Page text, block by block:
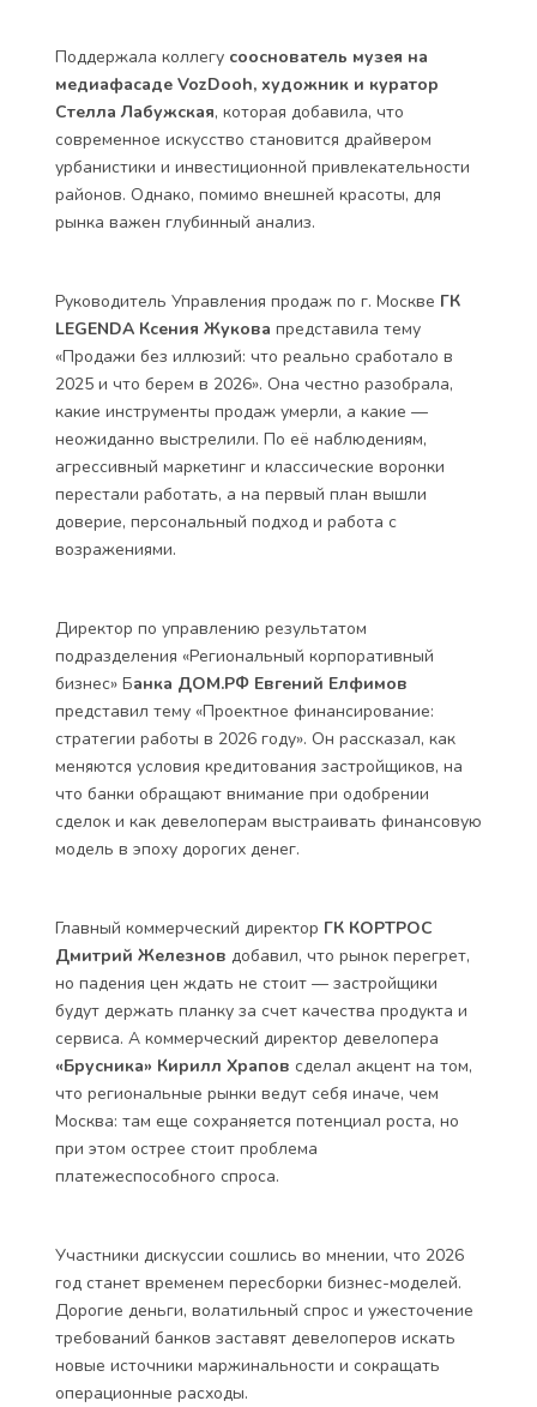
Поддержала коллегу сооснователь музея на
медиафасаде VozDooh, художник и куратор
Стелла Лабужская, которая добавила, что
современное искусство становится драйвером
урбанистики и инвестиционной привлекательности
районов. Однако, помимо внешней красоты, для
рынка важен глубинный анализ.
Руководитель Управления продаж по г. Москве ГК
LEGENDA Ксения Жукова представила тему
«Продажи без иллюзий: что реально сработало в
2025 и что берем в 2026». Она честно разобрала,
какие инструменты продаж умерли, а какие —
неожиданно выстрелили. По её наблюдениям,
агрессивный маркетинг и классические воронки
перестали работать, а на первый план вышли
доверие, персональный подход и работа с
возражениями.
Директор по управлению результатом
подразделения «Региональный корпоративный
бизнес» Банка ДОМ.РФ Евгений Елфимов
представил тему «Проектное финансирование:
стратегии работы в 2026 году». Он рассказал, как
меняются условия кредитования застройщиков, на
что банки обращают внимание при одобрении
сделок и как девелоперам выстраивать финансовую
модель в эпоху дорогих денег.
Главный коммерческий директор ГК КОРТРОС
Дмитрий Железнов добавил, что рынок перегрет,
но падения цен ждать не стоит — застройщики
будут держать планку за счет качества продукта и
сервиса. А коммерческий директор девелопера
«Брусника» Кирилл Храпов сделал акцент на том,
что региональные рынки ведут себя иначе, чем
Москва: там еще сохраняется потенциал роста, но
при этом острее стоит проблема
платежеспособного спроса.
Участники дискуссии сошлись во мнении, что 2026
год станет временем пересборки бизнес-моделей.
Дорогие деньги, волатильный спрос и ужесточение
требований банков заставят девелоперов искать
новые источники маржинальности и сокращать
операционные расходы.